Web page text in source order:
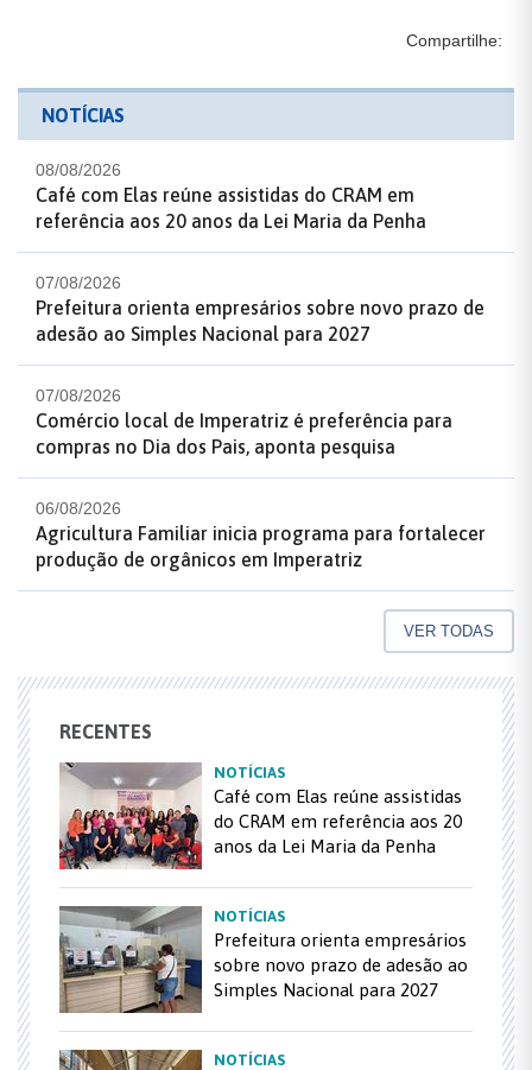
Compartilhe:
NOTÍCIAS
08/08/2026
Café com Elas reúne assistidas do CRAM em
referência aos 20 anos da Lei Maria da Penha
07/08/2026
Prefeitura orienta empresários sobre novo prazo de
adesão ao Simples Nacional para 2027
07/08/2026
Comércio local de Imperatriz é preferência para
compras no Dia dos Pais, aponta pesquisa
06/08/2026
Agricultura Familiar inicia programa para fortalecer
produção de orgânicos em Imperatriz
VER TODAS
RECENTES
NOTÍCIAS
Café com Elas reúne assistidas
do CRAM em referência aos 20
anos da Lei Maria da Penha
NOTÍCIAS
Prefeitura orienta empresários
sobre novo prazo de adesão ao
Simples Nacional para 2027
NOTÍCIAS